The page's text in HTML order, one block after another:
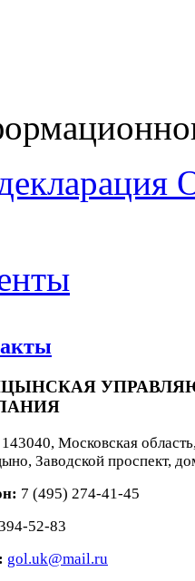
143040, Московская
Заводской проспект,
7 (495) 274-41-45
52-83
gol.uk@mail.ru